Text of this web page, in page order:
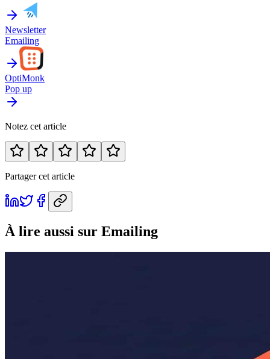
Newsletter
Emailing
OptiMonk
Pop up
Notez cet article
Partager cet article
À lire aussi sur Emailing